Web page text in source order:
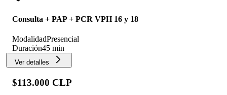
Consulta + PAP + PCR VPH 16 y 18
ModalidadPresencial
Duración45 min
Ver detalles
$113.000 CLP